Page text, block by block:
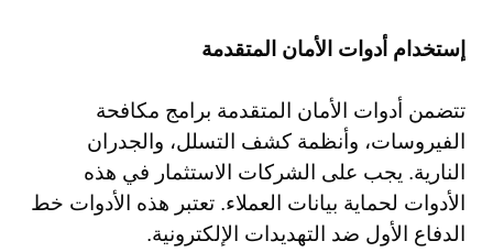
إستخدام أدوات الأمان المتقدمة
تتضمن أدوات الأمان المتقدمة برامج مكافحة
الفيروسات، وأنظمة كشف التسلل، والجدران
النارية. يجب على الشركات الاستثمار في هذه
الأدوات لحماية بيانات العملاء. تعتبر هذه الأدوات خط
الدفاع الأول ضد التهديدات الإلكترونية.